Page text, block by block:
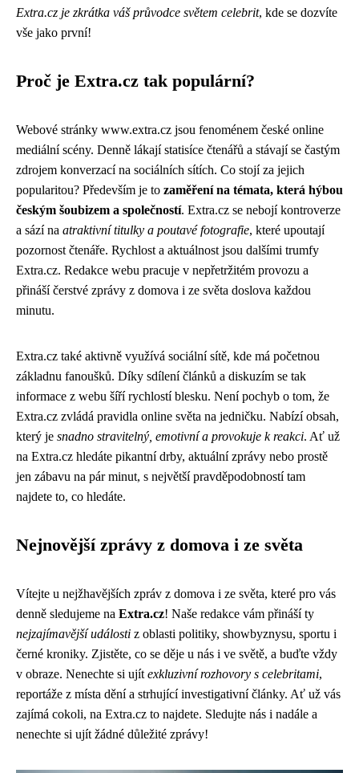
Extra.cz je zkrátka váš průvodce světem celebrit, kde se dozvíte
vše jako první!
Proč je Extra.cz tak populární?
Webové stránky www.extra.cz jsou fenoménem české online
mediální scény. Denně lákají statisíce čtenářů a stávají se častým
zdrojem konverzací na sociálních sítích. Co stojí za jejich
popularitou? Především je to zaměření na témata, která hýbou
českým šoubizem a společností. Extra.cz se nebojí kontroverze
a sází na atraktivní titulky a poutavé fotografie, které upoutají
pozornost čtenáře. Rychlost a aktuálnost jsou dalšími trumfy
Extra.cz. Redakce webu pracuje v nepřetržitém provozu a
přináší čerstvé zprávy z domova i ze světa doslova každou
minutu.
Extra.cz také aktivně využívá sociální sítě, kde má početnou
základnu fanoušků. Díky sdílení článků a diskuzím se tak
informace z webu šíří rychlostí blesku. Není pochyb o tom, že
Extra.cz zvládá pravidla online světa na jedničku. Nabízí obsah,
který je snadno stravitelný, emotivní a provokuje k reakci. Ať už
na Extra.cz hledáte pikantní drby, aktuální zprávy nebo prostě
jen zábavu na pár minut, s největší pravděpodobností tam
najdete to, co hledáte.
Nejnovější zprávy z domova i ze světa
Vítejte u nejžhavějších zpráv z domova i ze světa, které pro vás
denně sledujeme na Extra.cz! Naše redakce vám přináší ty
nejzajímavější události z oblasti politiky, showbyznysu, sportu i
černé kroniky. Zjistěte, co se děje u nás i ve světě, a buďte vždy
v obraze. Nenechte si ujít exkluzivní rozhovory s celebritami,
reportáže z místa dění a strhující investigativní články. Ať už vás
zajímá cokoli, na Extra.cz to najdete. Sledujte nás i nadále a
nenechte si ujít žádné důležité zprávy!